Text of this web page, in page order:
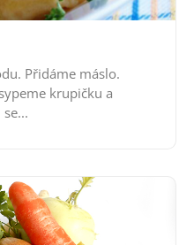
Přidáme máslo.
krupičku a